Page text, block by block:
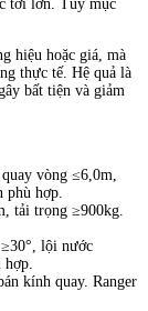
tới lớn. Tùy mục
hiệu hoặc giá, mà
thực tế. Hệ quả là
bất tiện và giảm
vòng ≤6,0m,
hợp.
tải trọng ≥900kg.
lội nước
kính quay. Ranger